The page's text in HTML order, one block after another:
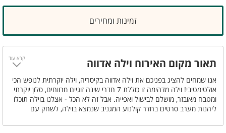
זמינות ומחירים
תאור מקום האירוח וילה אדווה
אנו שמחים להציג בפניכם את וילה אדווה בקיסריה, וילה יוקרתית לנופש הכי
אולטימטיבי! וילה מדהימה זו כוללת 7 חדרי שינה זוגיים מרווחים, סלון יוקרתי
ומטבח מאובזר, מושלם לבישול ואפייה. אבל זה לא הכל - אצלנו בוילה תוכלו
ליהנות מערב סרטים בחדר קולנוע המגניב שנמצא בוילה, לשחק עם
עכשיו את חופשת החלומות שלכם ותחוו את הטוב ביותר שיש לקיסריה
קרא עוד